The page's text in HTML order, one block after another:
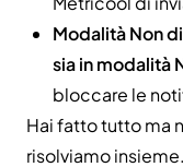
Modalità Non
sia in modalità
bloccare le
Hai fatto tutto ma
risolviamo insieme.